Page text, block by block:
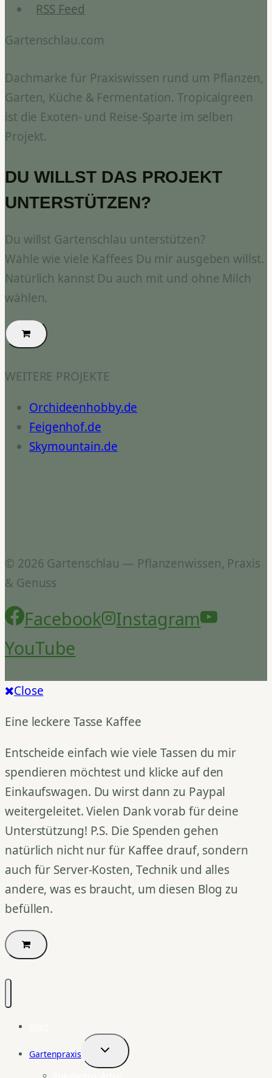
RSS Feed
Gartenschlau.com
Dachmarke für Praxiswissen rund um Pflanzen,
Garten, Küche & Fermentation. Tropicalgreen
ist die Exoten- und Reise-Sparte im selben
Projekt.
DU WILLST DAS PROJEKT
UNTERSTÜTZEN?
Du willst Gartenschlau unterstützen?
Wähle wie viele Kaffees Du mir ausgeben willst.
Natürlich kannst Du auch mit und ohne Milch
wählen.
WEITERE PROJEKTE
Orchideenhobby.de
Feigenhof.de
Skymountain.de
© 2026 Gartenschlau — Pflanzenwissen, Praxis
& Genuss
Facebook
Instagram
YouTube
Close
Eine leckere Tasse Kaffee
Entscheide einfach wie viele Tassen du mir
spendieren möchtest und klicke auf den
Einkaufswagen. Du wirst dann zu Paypal
weitergeleitet. Vielen Dank vorab für deine
Unterstützung! P.S. Die Spenden gehen
natürlich nicht nur für Kaffee drauf, sondern
auch für Server-Kosten, Technik und alles
andere, was es braucht, um diesen Blog zu
befüllen.
Gartenpraxis
Untermenü
umschalten